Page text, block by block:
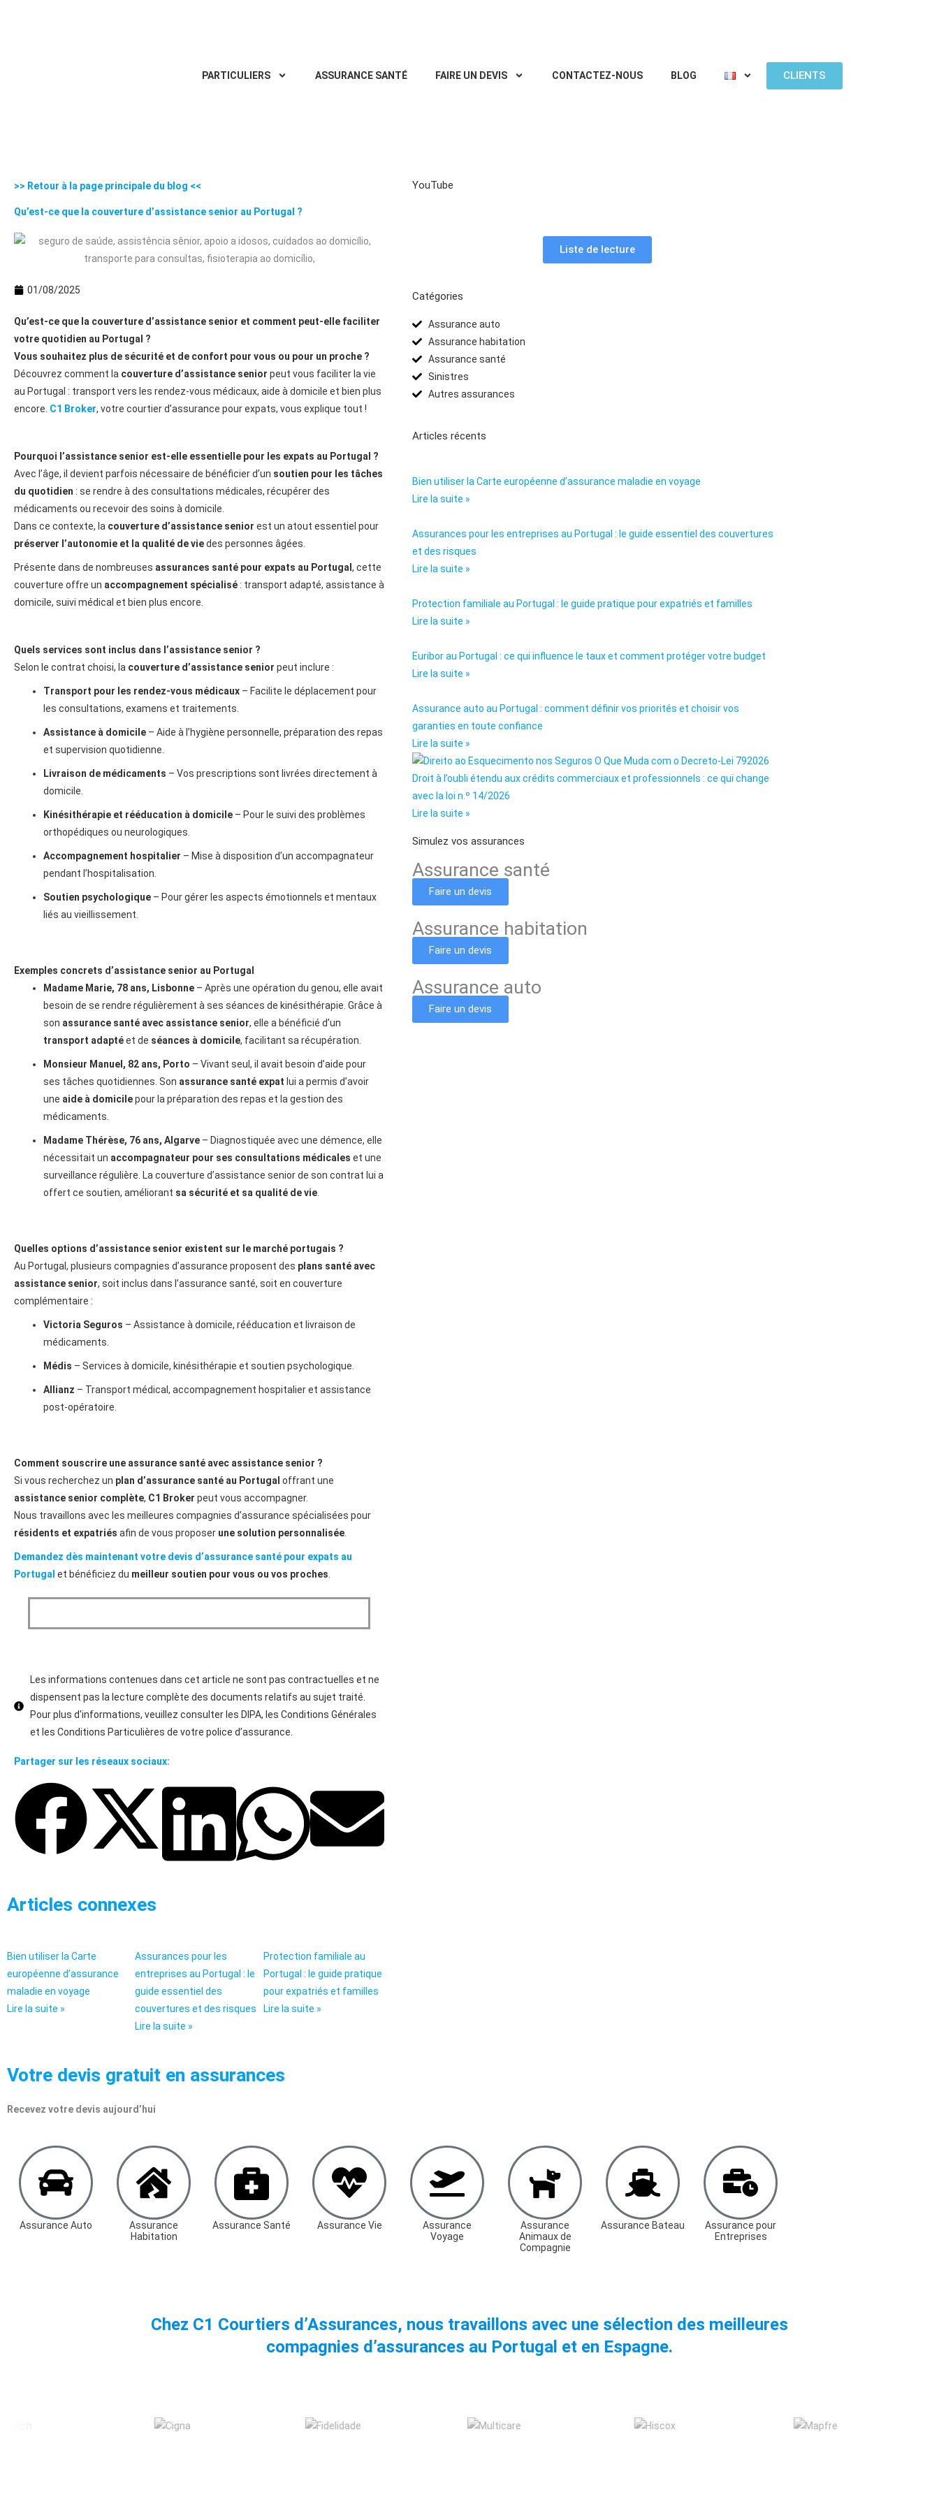
PARTICULIERS ASSURANCE SANTÉ FAIRE UN DEVIS CONTACTEZ-NOUS BLOG CLIENTS
>> Retour à la page principale du blog <<
Qu’est-ce que la couverture d’assistance senior au Portugal ?
01/08/2025
Qu’est-ce que la couverture d’assistance senior et comment peut-elle faciliter
votre quotidien au Portugal ?
Vous souhaitez plus de sécurité et de confort pour vous ou pour un proche ?
Découvrez comment la couverture d’assistance senior peut vous faciliter la vie
au Portugal : transport vers les rendez-vous médicaux, aide à domicile et bien plus
encore. C1 Broker, votre courtier d’assurance pour expats, vous explique tout !
Pourquoi l’assistance senior est-elle essentielle pour les expats au Portugal ?
Avec l’âge, il devient parfois nécessaire de bénéficier d’un soutien pour les tâches
du quotidien : se rendre à des consultations médicales, récupérer des
médicaments ou recevoir des soins à domicile.
Dans ce contexte, la couverture d’assistance senior est un atout essentiel pour
préserver l’autonomie et la qualité de viedes personnes âgées.
Présente dans de nombreuses assurances santé pour expats au Portugal, cette
couverture offre un accompagnement spécialisé : transport adapté, assistance à
domicile, suivi médical et bien plus encore.
Quels services sont inclus dans l’assistance senior ?
Selon le contrat choisi, la couverture d’assistance senior peut inclure :
Transport pour les rendez-vous médicaux – Facilite le déplacement pour
les consultations, examens et traitements.
Assistance à domicile – Aide à l’hygiène personnelle, préparation des repas
et supervision quotidienne.
Livraison de médicaments – Vos prescriptions sont livrées directement à
domicile.
Kinésithérapie et rééducation à domicile – Pour le suivi des problèmes
orthopédiques ou neurologiques.
Accompagnement hospitalier – Mise à disposition d’un accompagnateur
pendant l’hospitalisation.
Soutien psychologique – Pour gérer les aspects émotionnels et mentaux
liés au vieillissement.
Exemples concrets d’assistance senior au Portugal
Madame Marie, 78 ans, Lisbonne – Après une opération du genou, elle avait
besoin de se rendre régulièrement à ses séances de kinésithérapie. Grâce à
son assurance santé avec assistance senior, elle a bénéficié d’un
transport adaptéet de séances à domicile, facilitant sa récupération.
Monsieur Manuel, 82 ans, Porto – Vivant seul, il avait besoin d’aide pour
ses tâches quotidiennes. Son assurance santé expat lui a permis d’avoir
une aide à domicilepour la préparation des repas et la gestion des
médicaments.
Madame Thérèse, 76 ans, Algarve – Diagnostiquée avec une démence, elle
nécessitait un accompagnateur pour ses consultations médicales et une
surveillance régulière. La couverture d’assistance senior de son contrat lui a
offert ce soutien, améliorant sa sécurité et sa qualité de vie
Quelles options d’assistance senior existent sur le marché portugais ?
Au Portugal, plusieurs compagnies d’assurance proposent des plans santé avec
assistance senior, soit inclus dans l’assurance santé, soit en couverture
complémentaire :
Victoria Seguros – Assistance à domicile, rééducation et livraison de
médicaments.
Médis – Services à domicile, kinésithérapie et soutien psychologique.
Allianz – Transport médical, accompagnement hospitalier et assistance
post-opératoire.
Comment souscrire une assurance santé avec assistance senior ?
Si vous recherchez un plan d’assurance santé au Portugal offrant une
assistance senior complète, C1 Broker peut vous accompagner.
Nous travaillons avec les meilleures compagnies d’assurance spécialisées pour
résidents et expatriés afin de vous proposer une solution personnalisée
Demandez dès maintenant votre devis d’assurance santé pour expats au
Portugal et bénéficiez du meilleur soutien pour vous ou vos proches
Les informations contenues dans cet article ne sont pas contractuelles et ne
dispensent pas la lecture complète des documents relatifs au sujet traité.
Pour plus d'informations, veuillez consulter les DIPA, les Conditions Générales
et les Conditions Particulières de votre police d’assurance.
Partager sur les réseaux sociaux:
Articles connexes
Bien utiliser la Carte
européenne d’assurance
maladie en voyage
Lire la suite »
Assurances pour les
entreprises au Portugal : le
guide essentiel des
couvertures et des risques
Lire la suite »
Protection familiale au
Portugal : le guide pratique
pour expatriés et familles
Lire la suite »
YouTube
Liste de lecture
Catégories
Assurance auto
Assurance habitation
Assurance santé
Sinistres
Autres assurances
Articles récents
Bien utiliser la Carte européenne d’assurance maladie en voyage
Lire la suite »
Assurances pour les entreprises au Portugal : le guide essentiel des couvertures
et des risques
Lire la suite »
Protection familiale au Portugal : le guide pratique pour expatriés et familles
Lire la suite »
Euribor au Portugal : ce qui influence le taux et comment protéger votre budget
Lire la suite »
Assurance auto au Portugal : comment définir vos priorités et choisir vos
garanties en toute confiance
Lire la suite »
Droit à l’oubli étendu aux crédits commerciaux et professionnels : ce qui change
avec la loi n.º 14/2026
Lire la suite »
Simulez vos assurances
Assurance santé
Faire un devis
Assurance habitation
Faire un devis
Assurance auto
Faire un devis
Votre devis gratuit en assurances
Recevez votre devis aujourd’hui
Assurance Auto
Assurance
Habitation
Assurance Santé Assurance Vie
Assurance
Voyage
Assurance
Animaux de
Compagnie
Assurance Bateau
Assurance pour
Entreprises
Chez C1 Courtiers d’Assurances, nous travaillons avec une sélection des meilleures
compagnies d’assurances au Portugal et en Espagne.